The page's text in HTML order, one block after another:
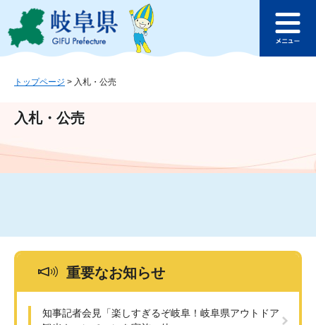
ジ
ュ
文
このページの本文へ
ュ
トップページ > 入札・公売
入札・公売
重要なお知らせ
知事記者会見「楽しすぎるぞ岐阜！岐阜県アウトドア